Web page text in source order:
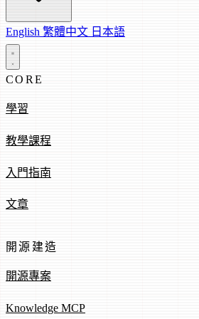
English 繁體中文 日本語
CORE
學習
教學課程
入門指南
文章
開源建造
開源專案
Knowledge MCP